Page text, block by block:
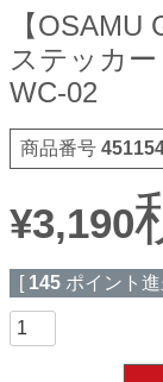
【
ステッカ
WC-02
商品番号
¥3,190
[ 145 ポイント進